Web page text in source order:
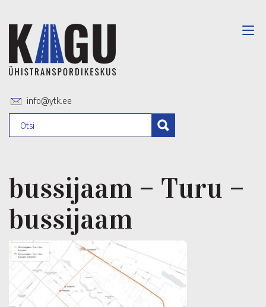
info@ytk.ee
bussijaam – Turu –
bussijaam